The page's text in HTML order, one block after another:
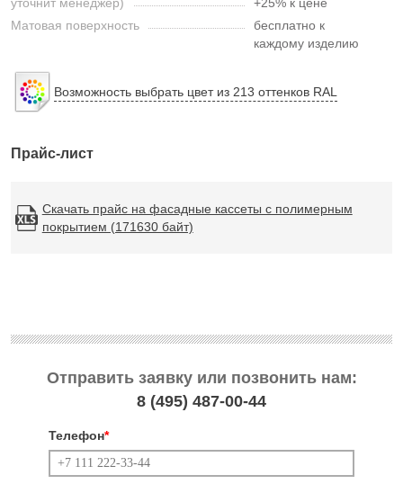
Матовая поверхность
бесплатно к
каждому изделию
Возможность выбрать цвет из 213 оттенков RAL
Прайс-лист
Скачать прайс на фасадные кассеты с полимерным
покрытием (171630 байт)
Отправить заявку или позвонить нам:
8 (495) 487-00-44
Телефон*